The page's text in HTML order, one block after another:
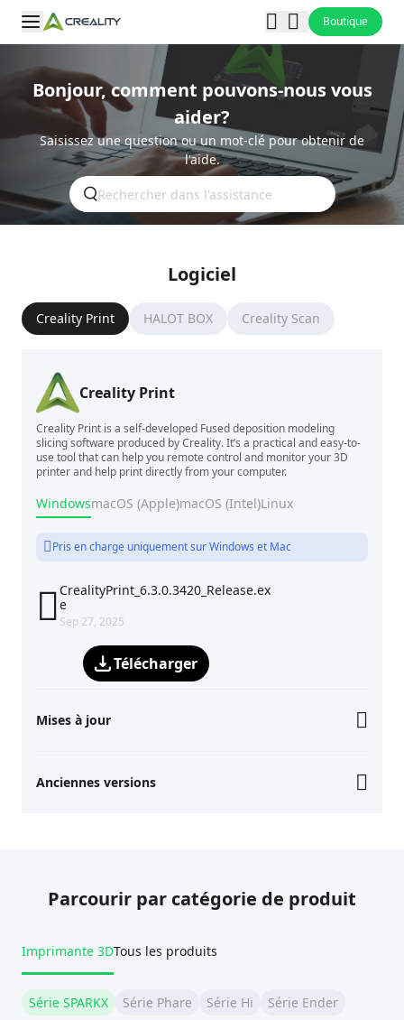
Boutique
Bonjour, comment pouvons-nous vous
aider?
Saisissez une question ou un mot-clé pour obtenir de
l'aide.
Logiciel
Creality Print HALOT BOX Creality Scan
Creality Print
Creality Print is a self-developed Fused deposition modeling
slicing software produced by Creality. It’s a practical and easy-to-
use tool that can help you remote control and monitor your 3D
printer and help print directly from your computer.
WindowsmacOS (Apple)macOS (Intel)Linux
Pris en charge uniquement sur Windows et Mac
 CrealityPrint_6.3.0.3420_Release.ex
e
Sep 27, 2025
Télécharger
Mises à jour
Anciennes versions
Parcourir par catégorie de produit
Imprimante 3DTous les produits
Série SPARKX Série Phare Série Hi Série Ender